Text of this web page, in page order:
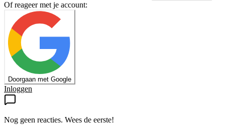
Of reageer met je account:
Doorgaan met Google
Inloggen
Nog geen reacties. Wees de eerste!